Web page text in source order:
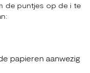
de puntjes op de i te
papieren aanwezig